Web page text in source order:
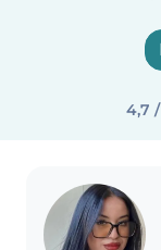
4,7